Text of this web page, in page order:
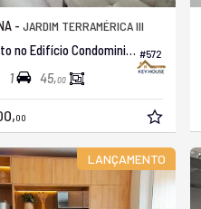
#572
- JARDIM TERRAMÉRICA III
Apartamento no Edifício Condominio Residencial Parque Alliance
1 45,00
00
LANÇAMENTO